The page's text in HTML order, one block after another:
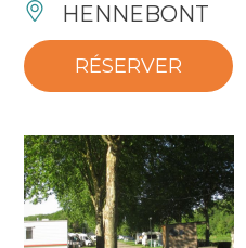
HENNEBONT
RÉSERVER